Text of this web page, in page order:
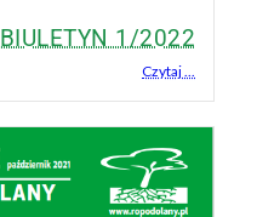
BIULETYN 1/2022
Czytaj ...